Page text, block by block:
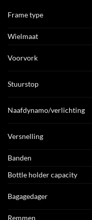
Frame type
Wielmaat
Voorvork
Stuurstop
Naafdynamo/verlichting
Versnelling
Banden
Bottle holder capacity
Bagagedager
Remmen